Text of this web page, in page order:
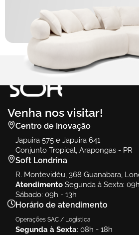
Venha nos visitar!
Centro de Inovação
Japuira 575 e Japuira 641
Conjunto Tropical, Arapongas - PR
Soft Londrina
R. Montevidéu, 368 Guanabara,
Atendimento Segunda à Sexta:
Sábado: 09h - 13h
Horário de atendimento
Operações SAC / Logística
Segunda à Sexta: 08h - 18h